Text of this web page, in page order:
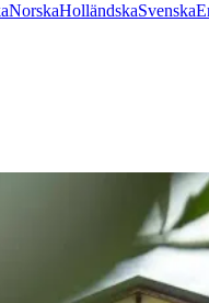
NorskaHolländskaSvenska